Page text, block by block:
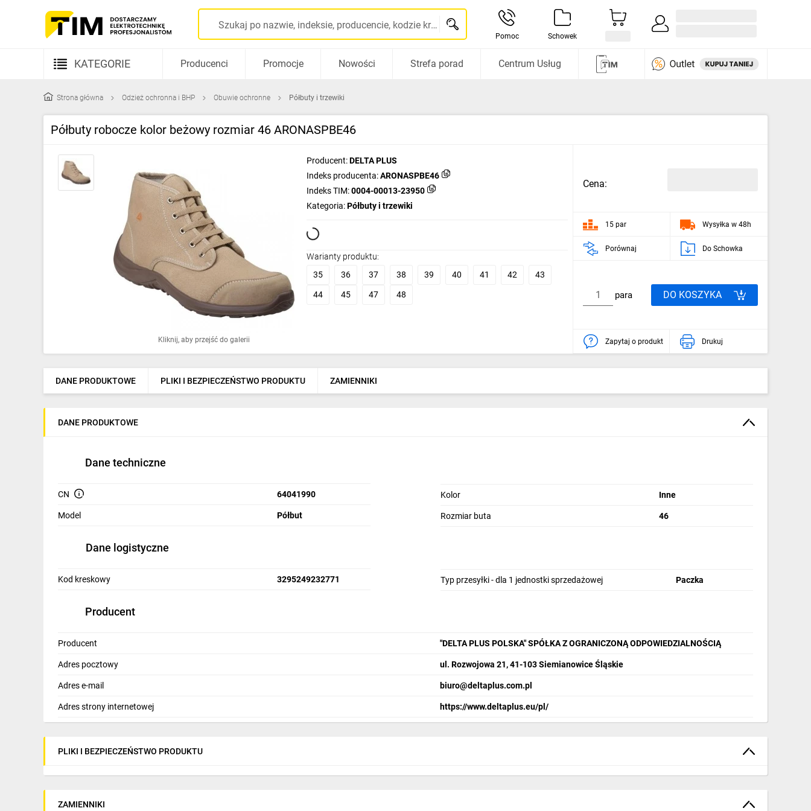
Szukaj po nazwie, indeksie, producencie, kodzie kreskowym...
Pomoc Schowek
KATEGORIE
Kable i przewody
Rozdzielnice i obudowy
Elementy prowadzenia kabli
Fotowoltaika
Oprawy oświetleniowe
Ogrzewanie
Elektronarzędzia i mierniki
Dom i ogród
Elektronika
Smart home
Producenci Promocje Nowości Strefa porad Centrum Usług
Strona główna Odzież ochronna i BHP Obuwie ochronne Półbuty i trzewiki
Półbuty robocze kolor beżowy rozmiar 46 ARONASPBE46
Kliknij, aby przejść do galerii
Producent:DELTA PLUS
Indeks producenta:ARONASPBE46
Indeks TIM:0004-00013-23950
Kategoria:Półbuty i trzewiki
Warianty produktu:
35
36 37 38 39 40 41 42 43
44 45 47 48
Cena:
15 par Wysyłka w 48h
Porównaj Do Schowka
para DO KOSZYKA
Zapytaj o produkt Drukuj
DANE PRODUKTOWE PLIKI I BEZPIECZEŃSTWO PRODUKTU ZAMIENNIKI
DANE PRODUKTOWE
Dane techniczne
CN 64041990
Model Półbut
Kolor Inne
Rozmiar buta 46
Dane logistyczne
Kod kreskowy 3295249232771 Typ przesyłki - dla 1 jednostki sprzedażowej Paczka
Producent
Producent "DELTA PLUS POLSKA" SPÓŁKA Z OGRANICZONĄ ODPOWIEDZIALNOŚCIĄ
Adres pocztowy ul. Rozwojowa 21, 41-103 Siemianowice Śląskie
Adres e-mail biuro@deltaplus.com.pl
Adres strony internetowej https://www.deltaplus.eu/pl/
PLIKI I BEZPIECZEŃSTWO PRODUKTU
ZAMIENNIKI